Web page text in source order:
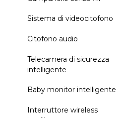
Sistema di videocitofono
Citofono audio
Telecamera di sicurezza
intelligente
Baby monitor intelligente
Interruttore wireless